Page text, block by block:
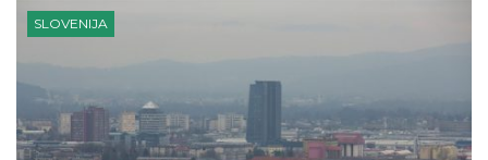
SLOVENIJA